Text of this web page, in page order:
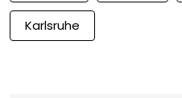
Karlsruhe